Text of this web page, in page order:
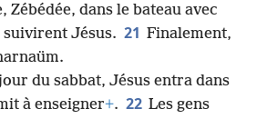
dans le bateau avec
suivirent Jésus. 21 Finalement,
du sabbat, Jésus entra dans
à enseigner+. 22 Les gens